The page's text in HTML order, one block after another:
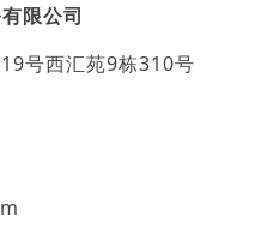
限公司
号西汇苑9栋310号